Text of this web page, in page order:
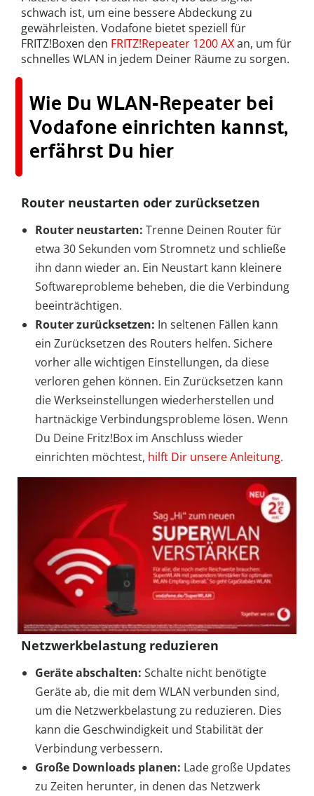
schwach ist, um eine bessere Abdeckung zu
gewährleisten. Vodafone bietet speziell für
FRITZ!Boxen den FRITZ!Repeater 1200 AXan, um für
schnelles WLAN in jedem Deiner Räume zu sorgen.
Wie Du WLAN-Repeater bei
Vodafone einrichten kannst,
erfährst Du hier
Router neustarten oder zurücksetzen
Router neustarten: Trenne Deinen Router für
etwa 30 Sekunden vom Stromnetz und schließe
ihn dann wieder an. Ein Neustart kann kleinere
Softwareprobleme beheben, die die Verbindung
beeinträchtigen.
Router zurücksetzen: In seltenen Fällen kann
ein Zurücksetzen des Routers helfen. Sichere
vorher alle wichtigen Einstellungen, da diese
verloren gehen können. Ein Zurücksetzen kann
die Werkseinstellungen wiederherstellen und
hartnäckige Verbindungsprobleme lösen. Wenn
Du Deine Fritz!Box im Anschluss wieder
einrichten möchtest, hilft Dir unsere Anleitung.
Netzwerkbelastung reduzieren
Geräte abschalten: Schalte nicht benötigte
Geräte ab, die mit dem WLAN verbunden sind,
um die Netzwerkbelastung zu reduzieren. Dies
kann die Geschwindigkeit und Stabilität der
Verbindung verbessern.
Große Downloads planen: Lade große Updates
zu Zeiten herunter, in denen das Netzwerk